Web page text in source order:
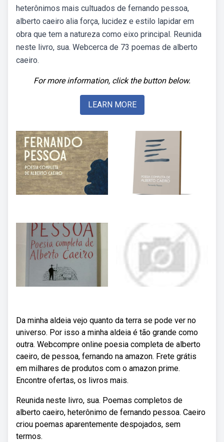
heterônimos mais cultuados de fernando pessoa,
alberto caeiro alia força, lucidez e estilo lapidar em
obra que tem a natureza como eixo principal. Reunida
neste livro, sua. Webcerca de 73 poemas de alberto
caeiro.
For more information, click the button below.
LEARN MORE
Da minha aldeia vejo quanto da terra se pode ver no
universo. Por isso a minha aldeia é tão grande como
outra. Webcompre online poesia completa de alberto
caeiro, de pessoa, fernando na amazon. Frete grátis
em milhares de produtos com o amazon prime.
Encontre ofertas, os livros mais.
Reunida neste livro, sua. Poemas completos de
alberto caeiro, heterônimo de fernando pessoa. Caeiro
criou poemas aparentemente despojados, sem
termos.